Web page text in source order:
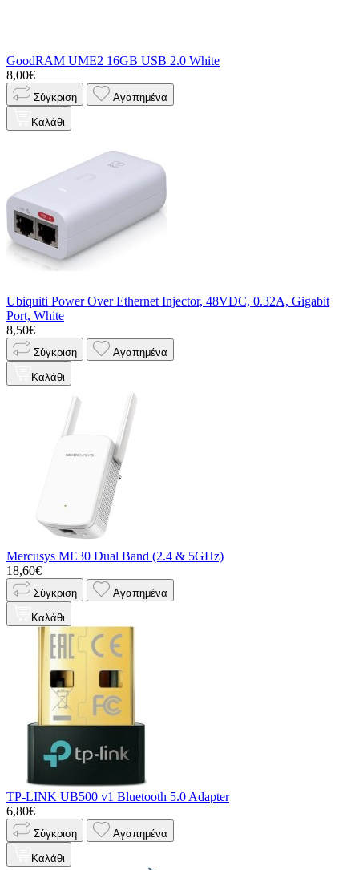
GoodRAM UME2 16GB USB 2.0 White
8,00€
Σύγκριση Αγαπημένα
Καλάθι
Ubiquiti Power Over Ethernet Injector, 48VDC, 0.32A, Gigabit
Port, White
8,50€
Σύγκριση Αγαπημένα
Καλάθι
Mercusys ME30 Dual Band (2.4 & 5GHz)
18,60€
Σύγκριση Αγαπημένα
Καλάθι
TP-LINK UB500 v1 Bluetooth 5.0 Adapter
6,80€
Σύγκριση Αγαπημένα
Καλάθι